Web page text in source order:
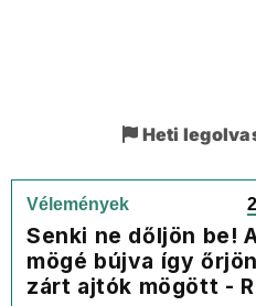
Heti
Vélemények
Senki ne dőljön be!
mögé bújva így
zárt ajtók mögött -